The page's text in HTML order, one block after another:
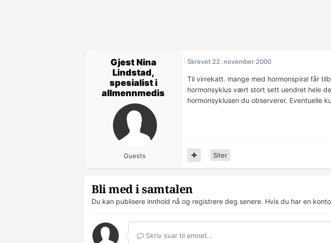
Gjest Nina
Lindstad,
spesialist i
allmennmedis
Guests
Skrevet 22. november 2000
Til virrekatt. mange med hormonspiral får
hormonsyklus vært stort sett uendret hele
hormonsyklusen du observerer. Eventuelle
Siter
Bli med i samtalen
Du kan publisere innhold nå og registrere deg senere. Hvis du har en
Skriv svar til emnet...